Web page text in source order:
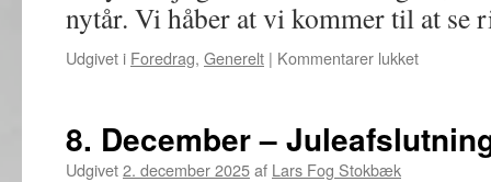
nytår. Vi håber at vi kommer til at
Udgivet i Foredrag, Generelt | Kommentarer lukkettil
Godt
8. December –
Udgivet2. december 2025af Lars Fog Stokbæk